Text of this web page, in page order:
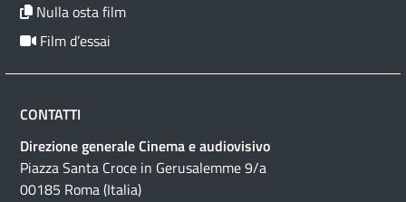
Nulla osta film
Film d’essai
CONTATTI
Direzione generale Cinema e audiovisivo
Piazza Santa Croce in Gerusalemme 9/a
00185 Roma (Italia)